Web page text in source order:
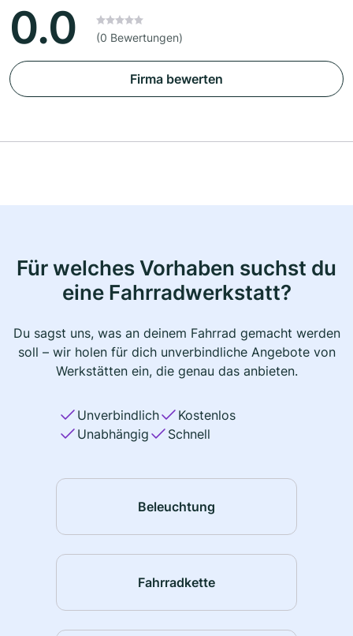
0.0 (0 Bewertungen)
Firma bewerten
Für welches Vorhaben suchst du
eine Fahrradwerkstatt?
Du sagst uns, was an deinem Fahrrad gemacht werden
soll – wir holen für dich unverbindliche Angebote von
Werkstätten ein, die genau das anbieten.
Unverbindlich
Kostenlos
Unabhängig
Schnell
Beleuchtung
Fahrradkette